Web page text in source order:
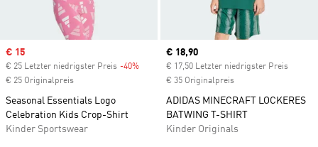
Sale price
€ 15
€ 25 Letzter niedrigster Preis -40% Discount
€ 25 Originalpreis
Seasonal Essentials Logo
Celebration Kids Crop-Shirt
Kinder Sportswear
Current price
€ 18,90
€ 17,50 Letzter niedrigster Preis
€ 35 Originalpreis
ADIDAS MINECRAFT LOCKERES
BATWING T-SHIRT
Kinder Originals